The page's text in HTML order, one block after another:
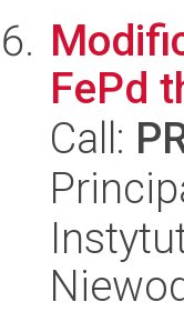
FePd
Call: